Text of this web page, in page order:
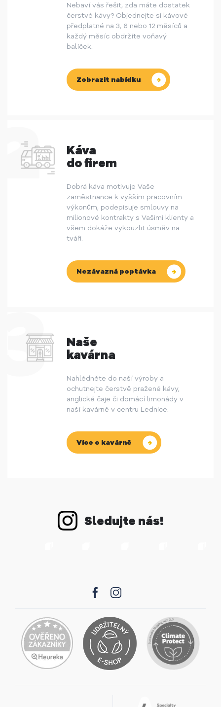
Nebaví vás řešit, zda máte dostatek
čerstvé kávy? Objednejte si kávové
předplatné na 3, 6 nebo 12 měsíců a
každý měsíc obdržíte voňavý
balíček.
Zobrazit nabídku
Káva
do firem
Dobrá káva motivuje Vaše
zaměstnance k vyšším pracovním
výkonům, podepisuje smlouvy na
milionové kontrakty s Vašimi klienty a
všem dokáže vykouzlit úsměv na
tváři.
Nezávazná poptávka
Naše
kavárna
Nahlédněte do naší výroby a
ochutnejte čerstvě pražené kávy,
anglické čaje či domácí limonády v
naší kavárně v centru Lednice.
Více o kavárně
Sledujte nás!